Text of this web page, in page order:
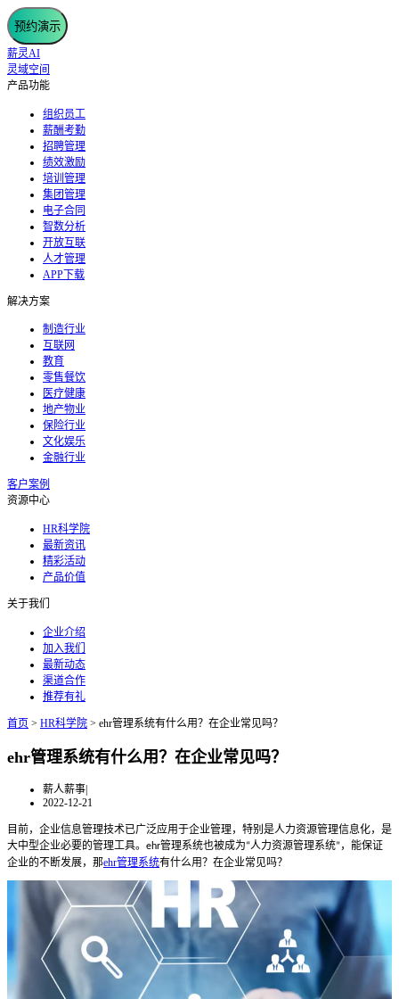
预约演示
薪灵AI
灵域空间
产品功能
组织员工
薪酬考勤
招聘管理
绩效激励
培训管理
集团管理
电子合同
智数分析
开放互联
人才管理
APP下载
解决方案
制造行业
互联网
教育
零售餐饮
医疗健康
地产物业
保险行业
文化娱乐
金融行业
客户案例
资源中心
HR科学院
最新资讯
精彩活动
产品价值
关于我们
企业介绍
加入我们
最新动态
渠道合作
推荐有礼
首页 > HR科学院 > ehr管理系统有什么用？在企业常见吗？
ehr管理系统有什么用？在企业常见吗？
薪人薪事|
2022-12-21
目前，企业信息管理技术已广泛应用于企业管理，特别是人力资源管理信息化，是
大中型企业必要的管理工具。 ehr管理系统也被成为“人力资源管理系统”，能保证
企业的不断发展，那ehr管理系统有什么用？在企业常见吗？